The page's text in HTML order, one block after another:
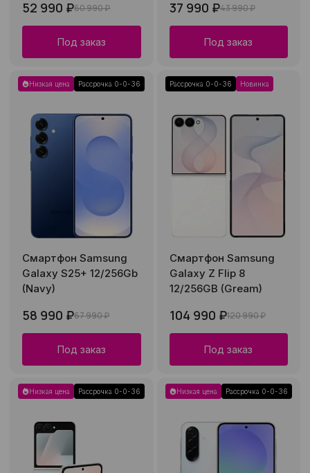
52 990 ₽60 990 ₽
Под заказ
37 990 ₽43 990 ₽
Под заказ
Низкая цена Рассрочка 0-0-36
Смартфон Samsung
Galaxy S25+ 12/256Gb
(Navy)
58 990 ₽67 990 ₽
Под заказ
Рассрочка 0-0-36 Новинка
Смартфон Samsung
Galaxy Z Flip 8
12/256GB (Gream)
104 990 ₽120 990 ₽
Под заказ
Низкая цена Рассрочка 0-0-36 Низкая цена Рассрочка 0-0-36